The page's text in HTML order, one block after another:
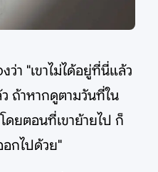
ว่า "เขาไม่ได้อยู่ที่นี่แล้ว
ถ้าหากดูตามวันที่ใน
ดยตอนที่เขาย้ายไป ก็
อกไปด้วย"